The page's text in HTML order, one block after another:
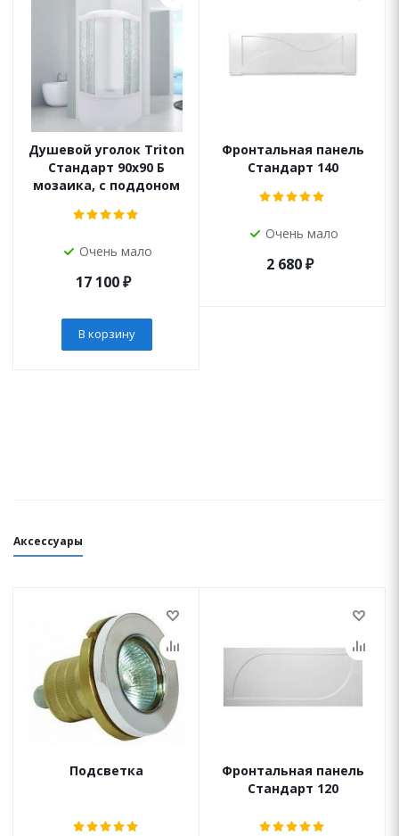
Душевой уголок Triton
Стандарт 90х90 Б
мозаика, с поддоном
Очень мало
17 100₽
В корзину
Фронтальная панель
Стандарт 140
Очень мало
2 680₽
Аксессуары
Подсветка
Фронтальная панель
Стандарт 120